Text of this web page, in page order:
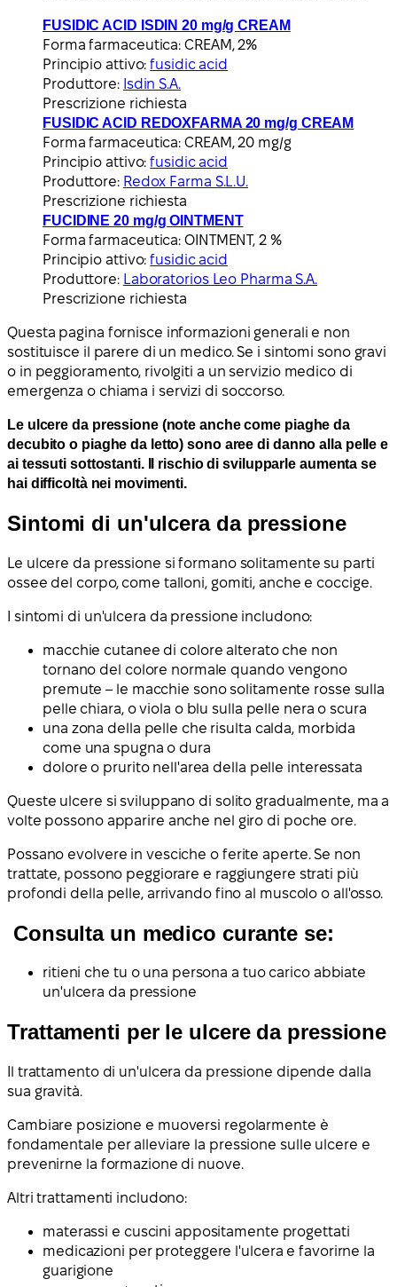
FUSIDIC ACID ISDIN 20 mg/g CREAM
Forma farmaceutica: CREAM, 2%
Principio attivo:fusidic acid
Produttore: Isdin S.A.
Prescrizione richiesta
FUSIDIC ACID REDOXFARMA 20 mg/g CREAM
Forma farmaceutica: CREAM, 20 mg/g
Principio attivo:fusidic acid
Produttore: Redox Farma S.L.U.
Prescrizione richiesta
FUCIDINE 20 mg/g OINTMENT
Forma farmaceutica: OINTMENT, 2 %
Principio attivo:fusidic acid
Produttore: Laboratorios Leo Pharma S.A.
Prescrizione richiesta
Questa pagina fornisce informazioni generali e non
sostituisce il parere di un medico. Se i sintomi sono gravi
o in peggioramento, rivolgiti a un servizio medico di
emergenza o chiama i servizi di soccorso.
Le ulcere da pressione (note anche come piaghe da
decubito o piaghe da letto) sono aree di danno alla pelle e
ai tessuti sottostanti. Il rischio di svilupparle aumenta se
hai difficoltà nei movimenti.
Sintomi di un'ulcera da pressione
Le ulcere da pressione si formano solitamente su parti
ossee del corpo, come talloni, gomiti, anche e coccige.
I sintomi di un'ulcera da pressione includono:
macchie cutanee di colore alterato che non
tornano del colore normale quando vengono
premute – le macchie sono solitamente rosse sulla
pelle chiara, o viola o blu sulla pelle nera o scura
una zona della pelle che risulta calda, morbida
come una spugna o dura
dolore o prurito nell'area della pelle interessata
Queste ulcere si sviluppano di solito gradualmente, ma a
volte possono apparire anche nel giro di poche ore.
Possano evolvere in vesciche o ferite aperte. Se non
trattate, possono peggiorare e raggiungere strati più
profondi della pelle, arrivando fino al muscolo o all'osso.
Consulta un medico curante se:
ritieni che tu o una persona a tuo carico abbiate
un'ulcera da pressione
Trattamenti per le ulcere da pressione
Il trattamento di un'ulcera da pressione dipende dalla
sua gravità.
Cambiare posizione e muoversi regolarmente è
fondamentale per alleviare la pressione sulle ulcere e
prevenirne la formazione di nuove.
Altri trattamenti includono:
materassi e cuscini appositamente progettati
medicazioni per proteggere l'ulcera e favorirne la
guarigione